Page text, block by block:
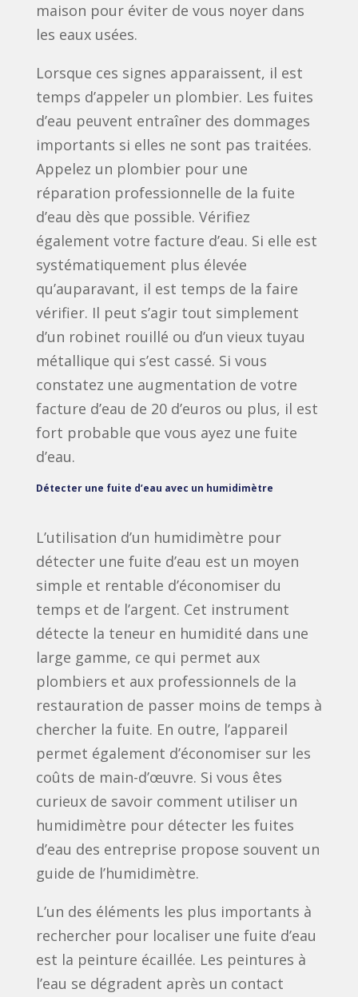
maison pour éviter de vous noyer dans
les eaux usées.
Lorsque ces signes apparaissent, il est
temps d’appeler un plombier. Les fuites
d’eau peuvent entraîner des dommages
importants si elles ne sont pas traitées.
Appelez un plombier pour une
réparation professionnelle de la fuite
d’eau dès que possible. Vérifiez
également votre facture d’eau. Si elle est
systématiquement plus élevée
qu’auparavant, il est temps de la faire
vérifier. Il peut s’agir tout simplement
d’un robinet rouillé ou d’un vieux tuyau
métallique qui s’est cassé. Si vous
constatez une augmentation de votre
facture d’eau de 20 d’euros ou plus, il est
fort probable que vous ayez une fuite
d’eau.
Détecter une fuite d’eau avec un humidimètre
L’utilisation d’un humidimètre pour
détecter une fuite d’eau est un moyen
simple et rentable d’économiser du
temps et de l’argent. Cet instrument
détecte la teneur en humidité dans une
large gamme, ce qui permet aux
plombiers et aux professionnels de la
restauration de passer moins de temps à
chercher la fuite. En outre, l’appareil
permet également d’économiser sur les
coûts de main-d’œuvre. Si vous êtes
curieux de savoir comment utiliser un
humidimètre pour détecter les fuites
d’eau des entreprise propose souvent un
guide de l’humidimètre.
L’un des éléments les plus importants à
rechercher pour localiser une fuite d’eau
est la peinture écaillée. Les peintures à
l’eau se dégradent après un contact